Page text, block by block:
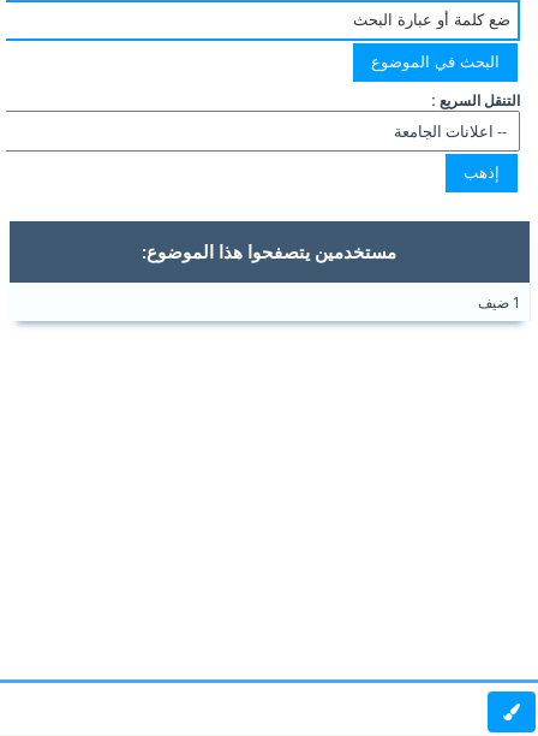
التنقل السريع :
مستخدمين يتصفحوا هذا الموضوع: